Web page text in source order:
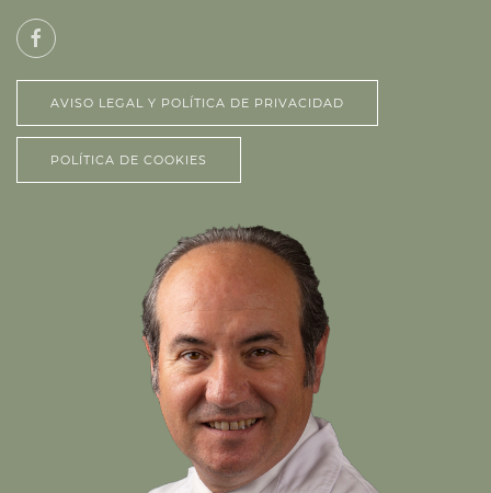
AVISO LEGAL Y POLÍTICA DE PRIVACIDAD
POLÍTICA DE COOKIES